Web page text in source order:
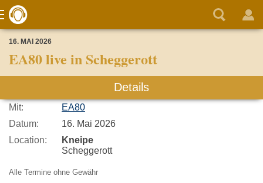
16. MAI 2026
EA80 live in Scheggerott
Details
Mit:
EA80
Datum:
16. Mai 2026
Location:
Kneipe
Scheggerott
Alle Termine ohne Gewähr